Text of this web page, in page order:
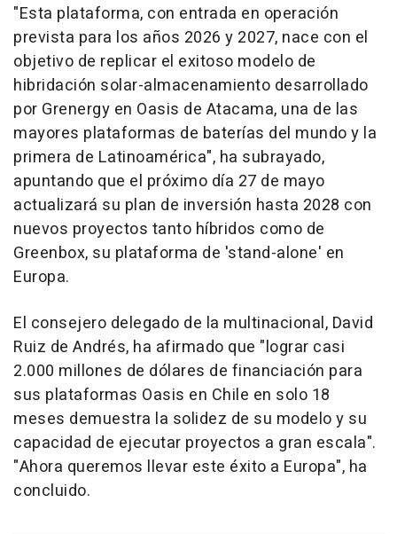
"Esta plataforma, con entrada en operación
prevista para los años 2026 y 2027, nace con el
objetivo de replicar el exitoso modelo de
hibridación solar-almacenamiento desarrollado
por Grenergy en Oasis de Atacama, una de las
mayores plataformas de baterías del mundo y la
primera de Latinoamérica", ha subrayado,
apuntando que el próximo día 27 de mayo
actualizará su plan de inversión hasta 2028 con
nuevos proyectos tanto híbridos como de
Greenbox, su plataforma de 'stand-alone' en
Europa.
El consejero delegado de la multinacional, David
Ruiz de Andrés, ha afirmado que "lograr casi
2.000 millones de dólares de financiación para
sus plataformas Oasis en Chile en solo 18
meses demuestra la solidez de su modelo y su
capacidad de ejecutar proyectos a gran escala".
"Ahora queremos llevar este éxito a Europa", ha
concluido.